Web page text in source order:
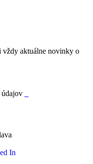
vždy aktuálne novinky o
údajov